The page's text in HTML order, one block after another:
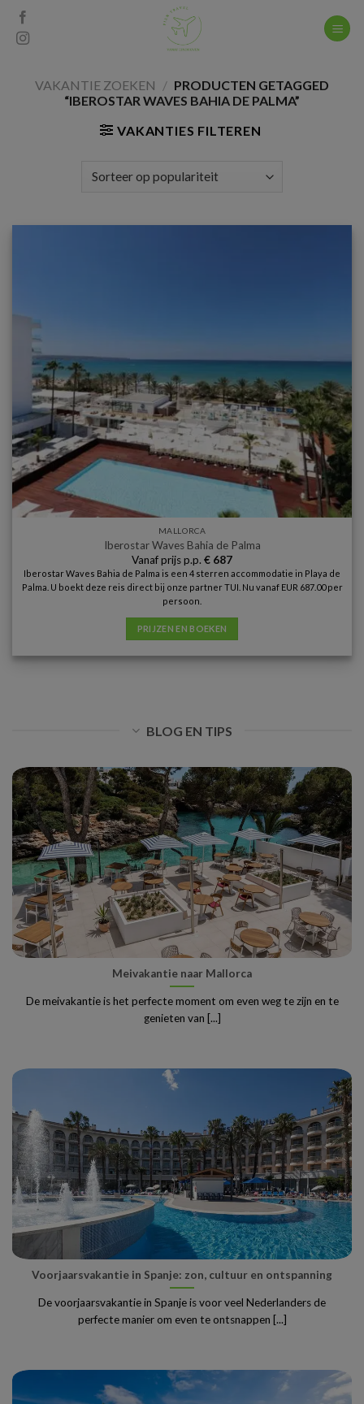
Skip
content
VAKANTIE ZOEKEN / PRODUCTEN GETAGGED
“IBEROSTAR WAVES BAHIA DE PALMA”
VAKANTIES FILTEREN
MALLORCA
Iberostar Waves Bahia de Palma
Vanaf prijs p.p. € 687
Iberostar Waves Bahia de Palma is een 4 sterren accommodatie in Playa de
Palma. U boekt deze reis direct bij onze partner TUI. Nu vanaf EUR 687.00 per
persoon.
PRIJZEN EN BOEKEN
BLOG EN TIPS
Meivakantie naar Mallorca
De meivakantie is het perfecte moment om even weg te zijn en te
genieten van [...]
Voorjaarsvakantie in Spanje: zon, cultuur en ontspanning
De voorjaarsvakantie in Spanje is voor veel Nederlanders de
perfecte manier om even te ontsnappen [...]